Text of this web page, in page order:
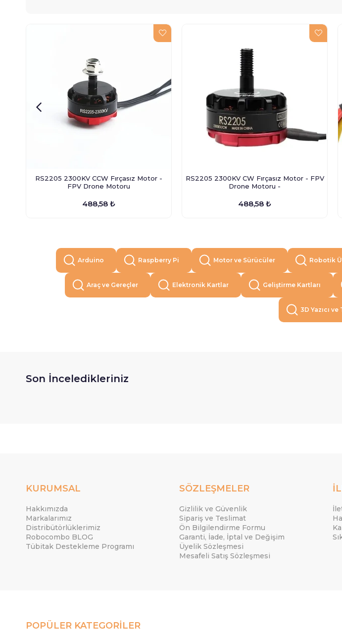
RS2205 2300KV CCW Fırçasız Motor -
FPV Drone Motoru
488,58 ₺
RS2205 2300KV CW Fırçasız Motor - FPV
Drone Motoru -
488,58 ₺
Arduino Raspberry Pi Motor ve Sürücüler Robotik
Araç ve Gereçler Elektronik Kartlar Geliştirme Kartları
3D Yazıcı ve
Son İnceledikleriniz
KURUMSAL
Hakkımızda
Markalarımız
Distribütörlüklerimiz
Robocombo BLOG
Tübitak Destekleme Programı
SÖZLEŞMELER
Gizlilik ve Güvenlik
Sipariş ve Teslimat
Ön Bilgilendirme Formu
Garanti, İade, İptal ve Değişim
Üyelik Sözleşmesi
Mesafeli Satış Sözleşmesi
POPÜLER KATEGORİLER